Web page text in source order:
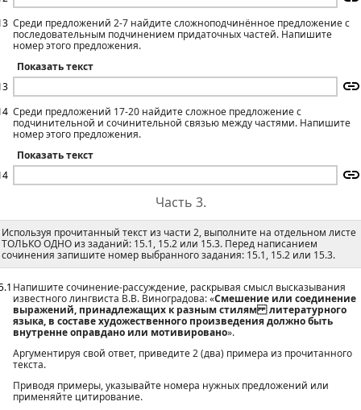
Среди предложений 2-7 найдите сложноподчинённое предложение с
последовательным подчинением придаточных частей. Напишите
номер этого предложения.
Показать текст
Среди предложений 17-20 найдите сложное предложение с
подчинительной и сочинительной связью между частями. Напишите
номер этого предложения.
Показать текст
Часть 3.
Используя прочитанный текст из части 2, выполните на отдельном листе
ТОЛЬКО ОДНО из заданий: 15.1, 15.2 или 15.3. Перед написанием
сочинения запишите номер выбранного задания: 15.1, 15.2 или 15.3.
Напишите сочинение-рассуждение, раскрывая смысл высказывания
известного лингвиста В.В. Виноградова: «Смешение или соединение
выражений, принадлежащих к разным стилям литературного
языка, в составе художественного произведения должно быть
внутренне оправдано или мотивировано».
Аргументируя свой ответ, приведите 2 (два) примера из прочитанного
текста.
Приводя примеры, указывайте номера нужных предложений или
применяйте цитирование.